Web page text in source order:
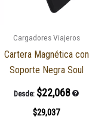
Cargadores Viajeros
Cartera Magnética con
Soporte Negra Soul
Desde: $22,068
$29,037